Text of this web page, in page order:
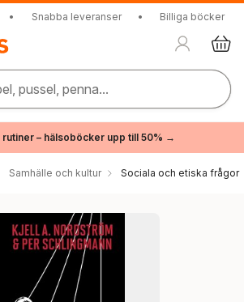
• Snabba leveranser • Billiga böcker
pussel, penna...
rutiner – hälsoböcker upp till 50% →
Samhälle och kultur Sociala och etiska frågor